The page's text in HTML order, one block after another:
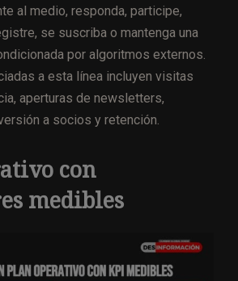
al medio, responda, participe,
se suscriba o mantenga una
por algoritmos externos.
a esta línea incluyen visitas
aperturas de newsletters,
a socios y retención.
con
medibles